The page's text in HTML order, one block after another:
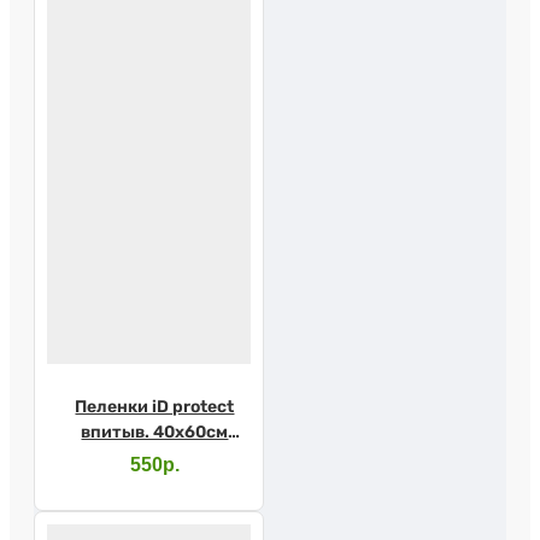
Пеленки iD protect
впитыв. 40х60см
№30
550р.